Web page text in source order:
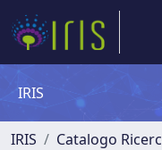
IRIS
IRIS
Catalogo